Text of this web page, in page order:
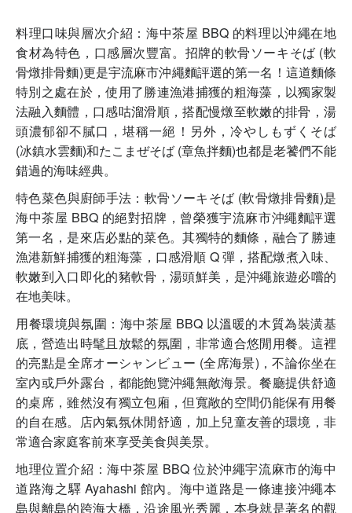
料理口味與層次介紹：海中茶屋 BBQ 的料理以沖繩在地
食材為特色，口感層次豐富。招牌的軟骨ソーキそば (軟
骨燉排骨麵)更是宇流麻市沖繩麵評選的第一名！這道麵條
特別之處在於，使用了勝連漁港捕獲的粗海藻，以獨家製
法融入麵體，口感咕溜滑順，搭配慢燉至軟嫩的排骨，湯
頭濃郁卻不膩口，堪稱一絕！另外，冷やしもずくそば
(冰鎮水雲麵)和たこまぜそば (章魚拌麵)也都是老饕們不能
錯過的海味經典。
特色菜色與廚師手法：軟骨ソーキそば (軟骨燉排骨麵)是
海中茶屋 BBQ 的絕對招牌，曾榮獲宇流麻市沖繩麵評選
第一名，是來店必點的菜色。其獨特的麵條，融合了勝連
漁港新鮮捕獲的粗海藻，口感滑順 Q 彈，搭配燉煮入味、
軟嫩到入口即化的豬軟骨，湯頭鮮美，是沖繩旅遊必嚐的
在地美味。
用餐環境與氛圍：海中茶屋 BBQ 以溫暖的木質為裝潢基
底，營造出時髦且放鬆的氛圍，非常適合悠閒用餐。這裡
的亮點是全席オーシャンビュー (全席海景)，不論你坐在
室內或戶外露台，都能飽覽沖繩無敵海景。餐廳提供舒適
的桌席，雖然沒有獨立包廂，但寬敞的空間仍能保有用餐
的自在感。店內氣氛休閒舒適，加上兒童友善的環境，非
常適合家庭客前來享受美食與美景。
地理位置介紹：海中茶屋 BBQ 位於沖繩宇流麻市的海中
道路海之驛 Ayahashi 館內。海中道路是一條連接沖繩本
島與離島的跨海大橋，沿途風光秀麗，本身就是著名的觀